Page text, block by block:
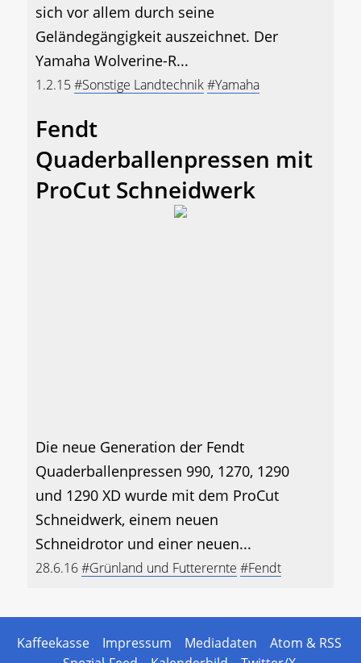
sich vor allem durch seine
Geländegängigkeit auszeichnet. Der
Yamaha Wolverine-R...
1.2.15#Sonstige Landtechnik#Yamaha
Fendt
Quaderballenpressen mit
ProCut Schneidwerk
Die neue Generation der Fendt
Quaderballenpressen 990, 1270, 1290
und 1290 XD wurde mit dem ProCut
Schneidwerk, einem neuen
Schneidrotor und einer neuen...
28.6.16#Grünland und Futterernte #Fendt
Kaffeekasse Impressum Mediadaten
Atom & RSS